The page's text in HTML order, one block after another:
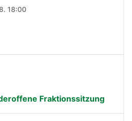
18:00
Fraktionssitzung